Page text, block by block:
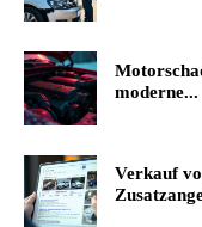
moderne...
Verkauf